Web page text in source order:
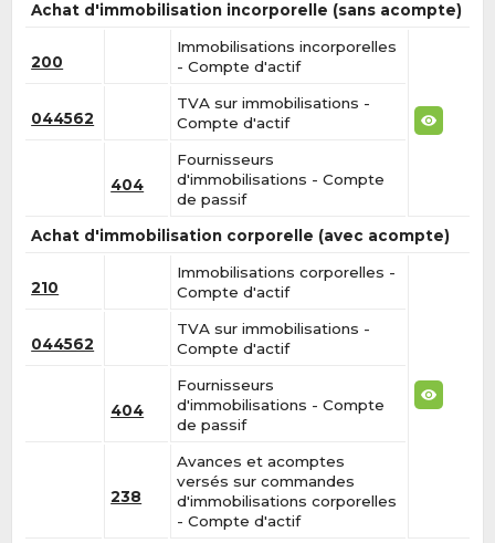
Achat d'immobilisation incorporelle (sans acompte)
200
Immobilisations incorporelles
- Compte d'actif
044562
TVA sur immobilisations -
Compte d'actif
404
Fournisseurs
d'immobilisations - Compte
de passif
Achat d'immobilisation corporelle (avec acompte)
210
Immobilisations corporelles -
Compte d'actif
044562
TVA sur immobilisations -
Compte d'actif
404
Fournisseurs
d'immobilisations - Compte
de passif
238
Avances et acomptes
versés sur commandes
d'immobilisations corporelles
- Compte d'actif